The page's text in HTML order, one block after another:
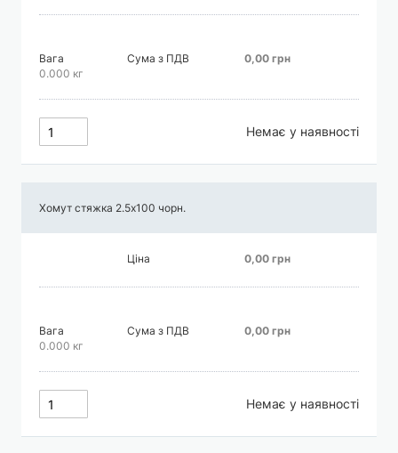
Вага
0.000 кг
Сума з ПДВ 0,00 грн
Немає у наявності
Хомут стяжка 2.5х100 чорн.
Ціна 0,00 грн
Вага
0.000 кг
Сума з ПДВ 0,00 грн
Немає у наявності